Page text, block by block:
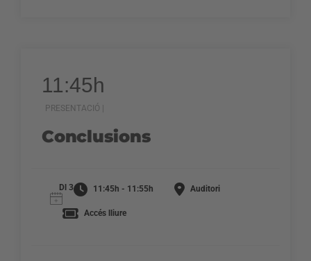
11:45h
PRESENTACIÓ |
Conclusions
Dl 3 11:45h - 11:55h Auditori
Accés lliure